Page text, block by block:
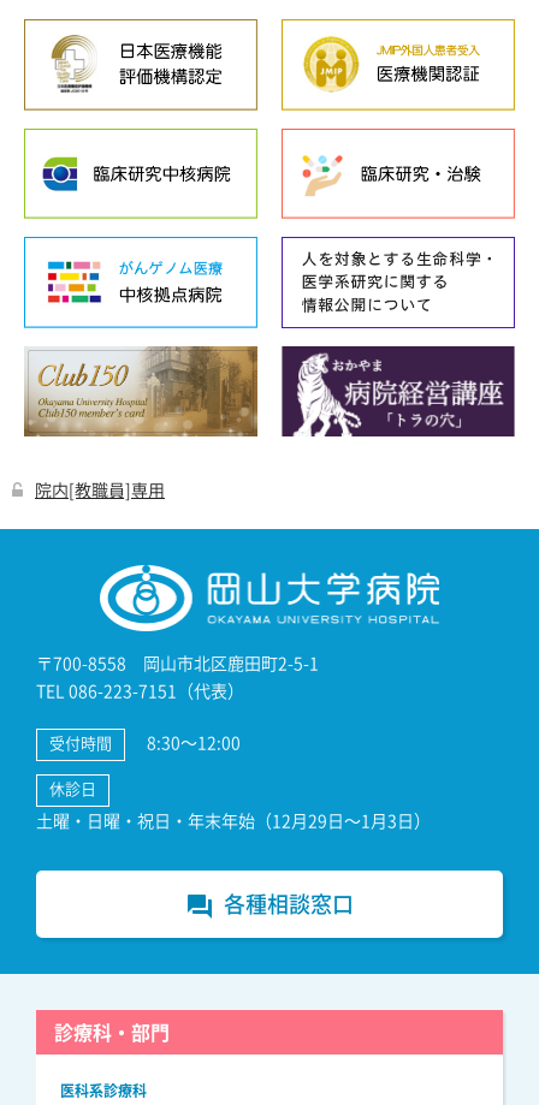
院内[教職員]専用
〒700-8558 岡山市北区鹿田町2-5-1
TEL 086-223-7151（代表）
受付時間 8:30～12:00
休診日
土曜・日曜・祝日・年末年始（12月29日～1月3日）
forum 各種相談窓口
診療科・部門
医科系診療科